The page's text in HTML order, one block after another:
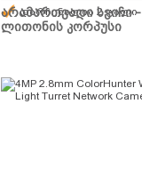
არამართვადი სვიჩი
ლითონის კორპუსი
დარჩენილია 2 ცალი